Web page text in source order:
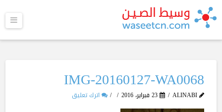
IMG-20160127-WA0068
ALINABI 23 فبراير، 2016 اترك تعليق